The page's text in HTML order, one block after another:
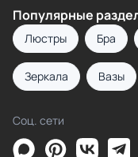
Популярные
Люстры Бра
Зеркала Вазы
Соц. сети